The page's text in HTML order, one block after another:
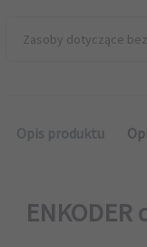
Zasoby dotyczące
Opis produktu
ENKODER